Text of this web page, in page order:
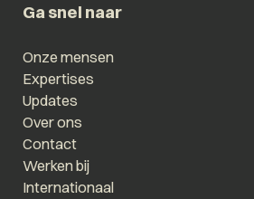
Ga snel naar
Onze mensen
Expertises
Updates
Over ons
Contact
Werken bij
Internationaal